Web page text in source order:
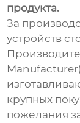
продукта.
За
устройств
крупных
пожелания